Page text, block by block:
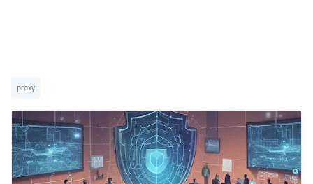
proxy